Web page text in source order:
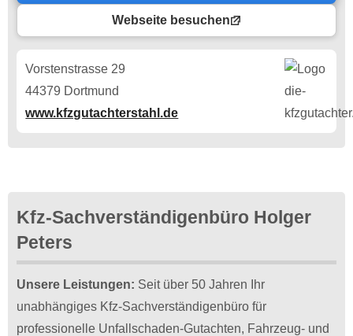
Webseite besuchen
Vorstenstrasse 29
44379 Dortmund
www.kfzgutachterstahl.de
Kfz-Sachverständigenbüro Holger
Peters
Unsere Leistungen: Seit über 50 Jahren Ihr
unabhängiges Kfz-Sachverständigenbüro für
professionelle Unfallschaden-Gutachten, Fahrzeug- und